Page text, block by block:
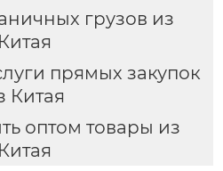
грузов из
Китая
прямых закупок
Китая
оптом товары из
Китая